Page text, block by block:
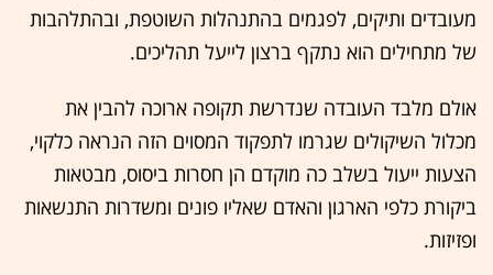
מעובדים ותיקים, לפגמים בהתנהלות השוטפת, ובהתלהבות
של מתחילים הוא נתקף ברצון לייעל תהליכים.
אולם מלבד העובדה שנדרשת תקופה ארוכה להבין את
מכלול השיקולים שגרמו לתפקוד המסוים הזה הנראה כלקוי,
הצעות ייעול בשלב כה מוקדם הן חסרות ביסוס, מבטאות
ביקורת כלפי הארגון והאדם שאליו פונים ומשדרות התנשאות
ופזיזות.